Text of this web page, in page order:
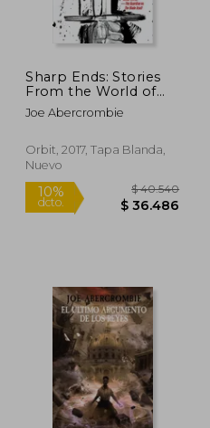
Sharp Ends: Stories
From the World of
the First law (en
Inglés)
Joe Abercrombie
Orbit, 2017, Tapa Blanda,
Nuevo
10%
dcto.